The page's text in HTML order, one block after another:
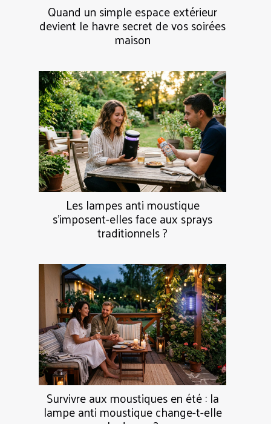
Quand un simple espace extérieur
devient le havre secret de vos soirées
maison
Les lampes anti moustique
s’imposent-elles face aux sprays
traditionnels ?
Survivre aux moustiques en été : la
lampe anti moustique change-t-elle